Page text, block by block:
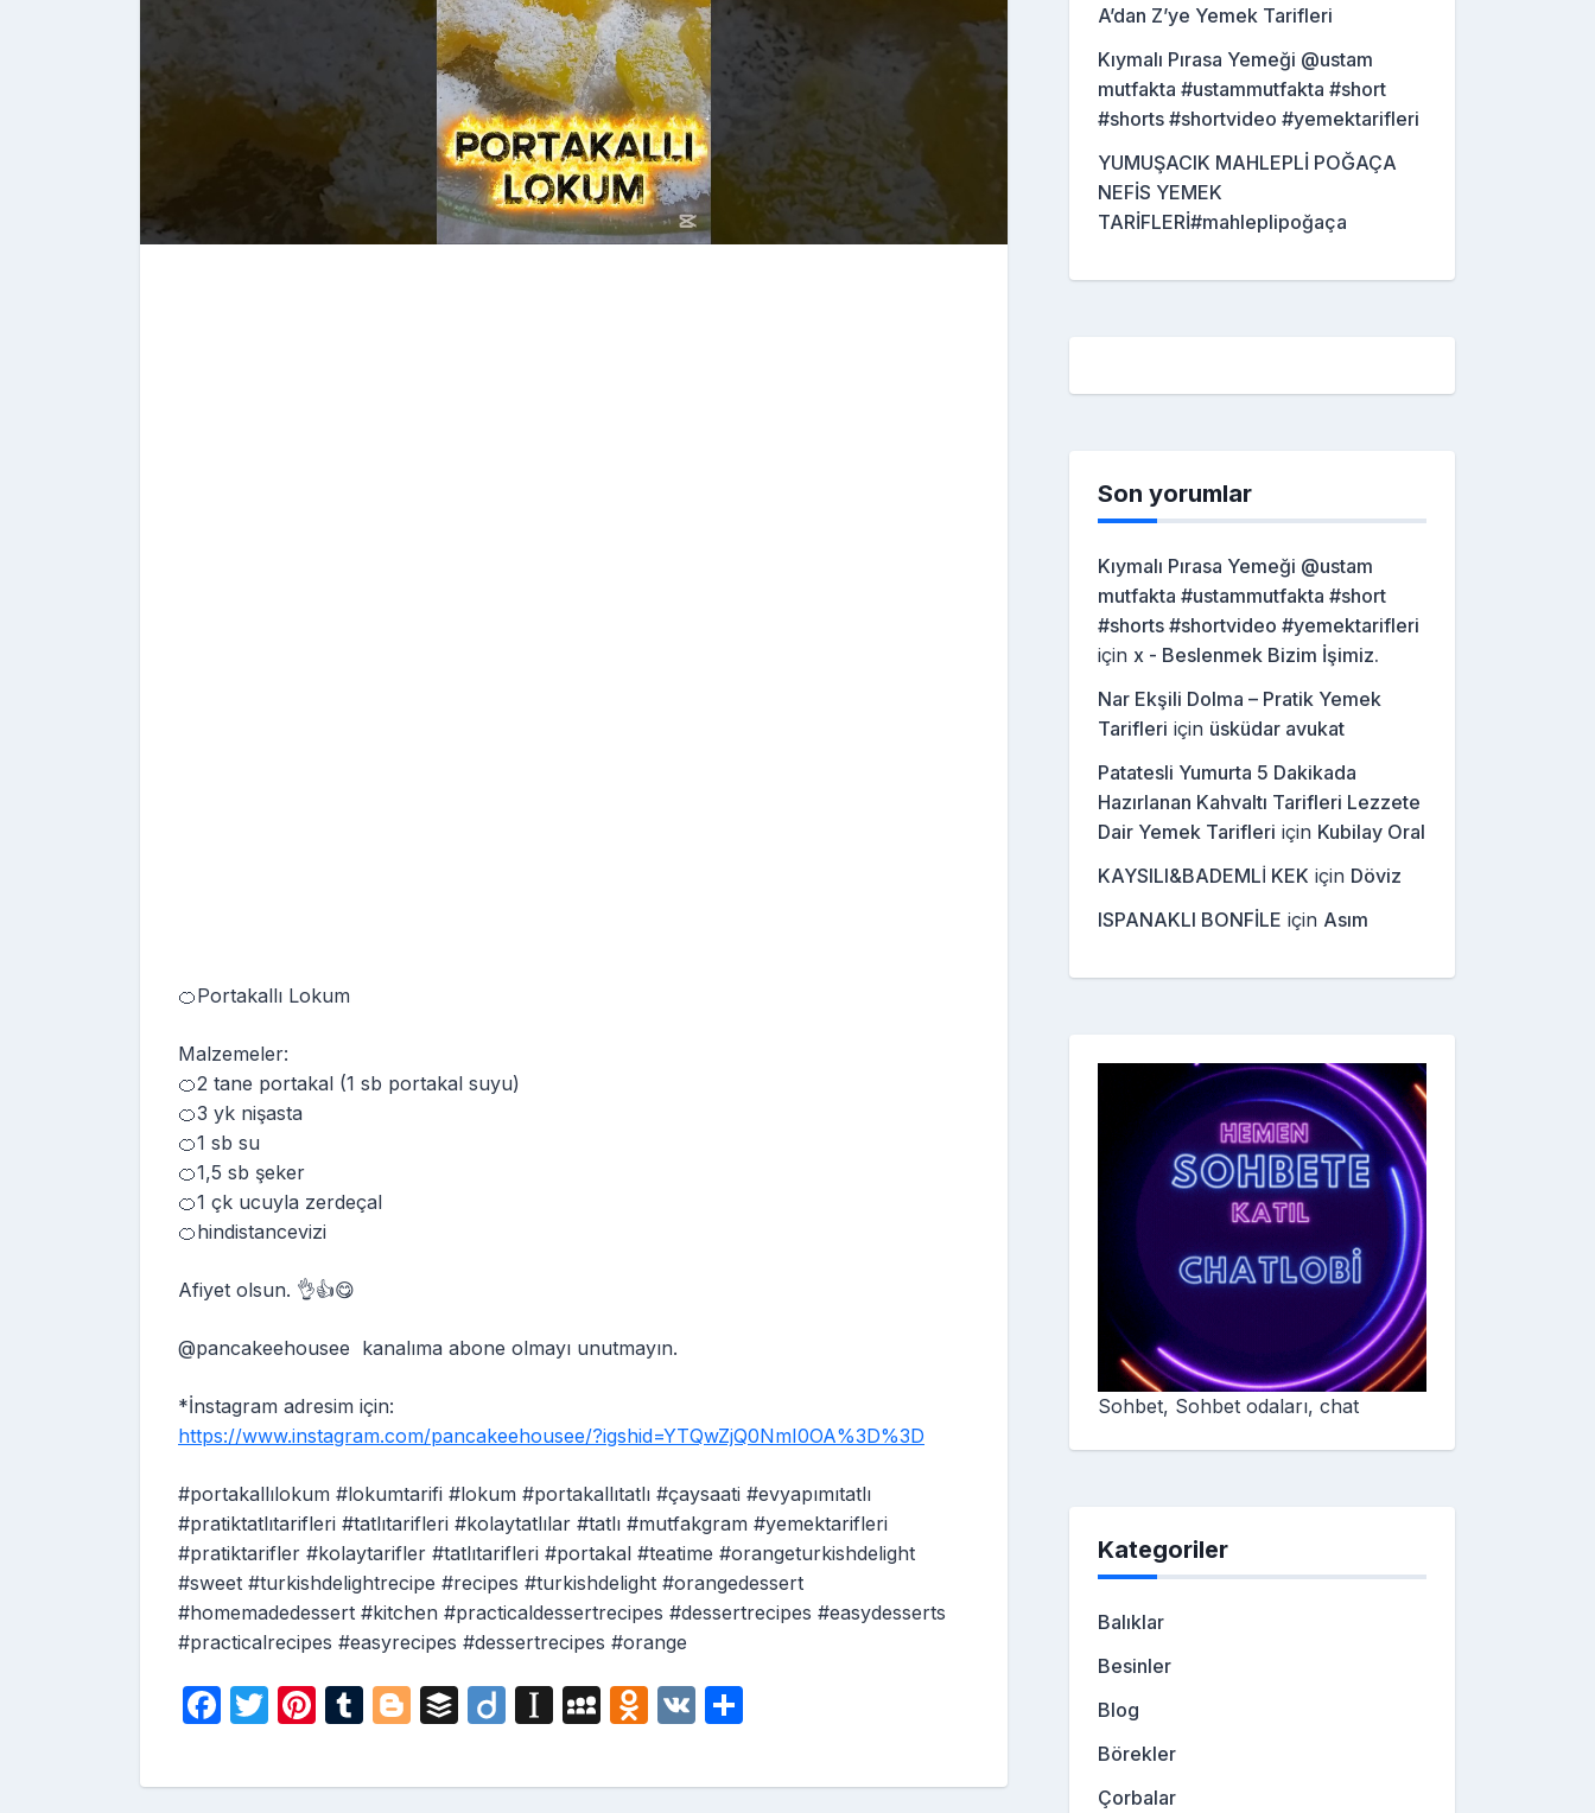
🍊Portakallı Lokum
Malzemeler:
🍊2 tane portakal (1 sb portakal suyu)
🍊3 yk nişasta
🍊1 sb su
🍊1,5 sb şeker
🍊1 çk ucuyla zerdeçal
🍊hindistancevizi
Afiyet olsun. 👌👍😋
@pancakeehousee kanalıma abone olmayı unutmayın.
*İnstagram adresim için:
https://www.instagram.com/pancakeehousee/?igshid=YTQwZjQ0NmI0OA%3D%3D
#portakallılokum #lokumtarifi #lokum #portakallıtatlı #çaysaati #evyapımıtatlı
#pratiktatlıtarifleri #tatlıtarifleri #kolaytatlılar #tatlı #mutfakgram #yemektarifleri
#pratiktarifler #kolaytarifler #tatlıtarifleri #portakal #teatime #orangeturkishdelight
#sweet #turkishdelightrecipe #recipes #turkishdelight #orangedessert
#homemadedessert #kitchen #practicaldessertrecipes #dessertrecipes #easydesserts
#practicalrecipes #easyrecipes #dessertrecipes #orange
F
c
T
itt
Pi
er
T
m
Bl
g
B
fe
Di
o
In
a
M
S
O
n
V
ar
A’dan Z’ye Yemek Tarifleri
Kıymalı Pırasa Yemeği @ustam
mutfakta #ustammutfakta #short
#shorts #shortvideo #yemektarifleri
YUMUŞACIK MAHLEPLİ POĞAÇA
NEFİS YEMEK
TARİFLERİ#mahleplipoğaça
Son yorumlar
Kıymalı Pırasa Yemeği @ustam
mutfakta #ustammutfakta #short
#shorts #shortvideo #yemektarifleri
için x - Beslenmek Bizim İşimiz.
Nar Ekşili Dolma – Pratik Yemek
Tarifleri için üsküdar avukat
Patatesli Yumurta 5 Dakikada
Hazırlanan Kahvaltı Tarifleri Lezzete
Dair Yemek Tarifleri için Kubilay Oral
KAYSILI&BADEMLİ KEK için Döviz
ISPANAKLI BONFİLE için Asım
Sohbet, Sohbet odaları, chat
Kategoriler
Balıklar
Besinler
Blog
Börekler
Çorbalar